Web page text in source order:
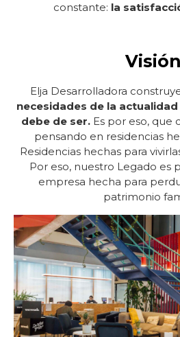
Visión
Elja Desarrolladora
necesidades de la
debe de ser. Es por eso, que
pensando en residencias
Residencias hechas para
Por eso, nuestro Legado es
empresa hecha para
patrimonio
constante: la